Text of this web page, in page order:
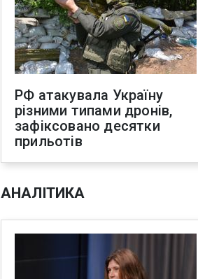
РФ атакувала Україну
різними типами дронів,
зафіксовано десятки
прильотів
АНАЛІТИКА